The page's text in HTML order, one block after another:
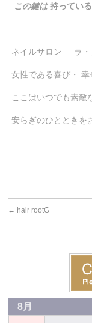
この鍵は持ってい
ネイルサロン ラ・
女性である喜び・
ここはいつでも素敵
安らぎのひとときを
← hair rootG
8月